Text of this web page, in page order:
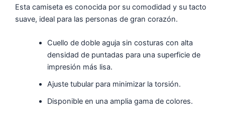
Esta camiseta es conocida por su comodidad y su tacto
suave, ideal para las personas de gran corazón.
Cuello de doble aguja sin costuras con alta
densidad de puntadas para una superficie de
impresión más lisa.
Ajuste tubular para minimizar la torsión.
Disponible en una amplia gama de colores.